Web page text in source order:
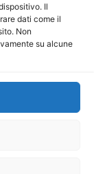
Il
dati come il
Non
su alcune
a r.l. è
al